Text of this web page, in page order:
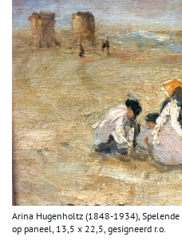
Arina Hugenholtz (1848-1934),
op paneel, 13,5 x 22,5, gesigneerd r.o.